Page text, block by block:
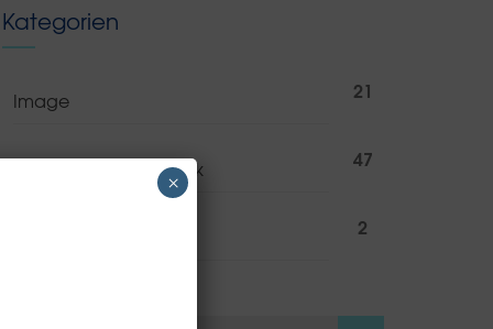
Kategorien
Image 21
Neues aus der Tierklinik 47
2
×